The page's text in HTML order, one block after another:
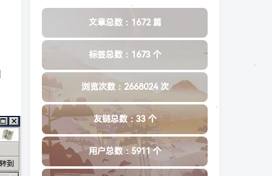
文章总数：1672 篇
标签总数：1673 个
浏览次数：2668024 次
友链总数：33 个
用户总数：5911 个